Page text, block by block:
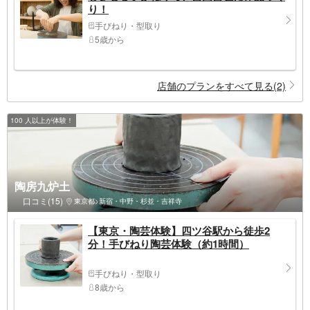
り！
手びねり・型取り
5歳から
店舗のプランをすべて見る(2)
100 人以上が体験！
陶房九炉土
口コミ(15) 東京都>新宿・中野・杉並・吉祥寺
【東京・陶芸体験】四ツ谷駅から徒歩2
分！手びねり陶芸体験（約1時間）
手びねり・型取り
8歳から